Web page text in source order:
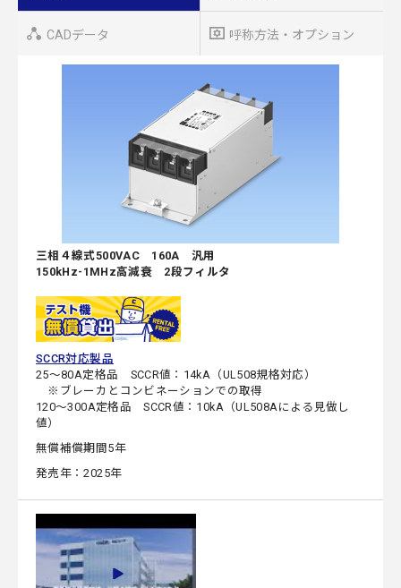
CADデータ 呼称方法・オプション
三相４線式500VAC 160A 汎用
150kHz-1MHz高減衰 2段フィルタ
SCCR対応製品
25～80A定格品 SCCR値：14kA（UL508規格対応）
※ブレーカとコンビネーションでの取得
120～300A定格品 SCCR値：10kA（UL508Aによる見做し
値）
無償補償期間5年
発売年：2025年